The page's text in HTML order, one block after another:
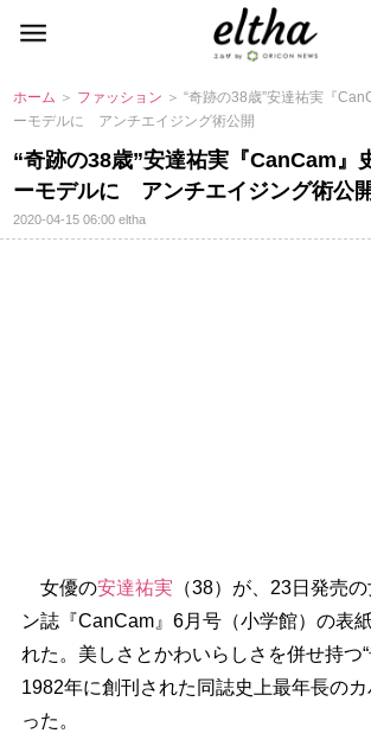
ホーム ＞ ファッション ＞ “奇跡の38歳”安達祐実『
ーモデルに アンチエイジング術公開
“奇跡の38歳”安達祐実『CanCam』
ーモデルに アンチエイジング術公
2020-04-15 06:00eltha
女優の安達祐実 （38）が、23日発売
ン誌『CanCam』6月号（小学館）の表
れた。美しさとかわいらしさを併せ持つ“
1982年に創刊された同誌史上最年長の
った。